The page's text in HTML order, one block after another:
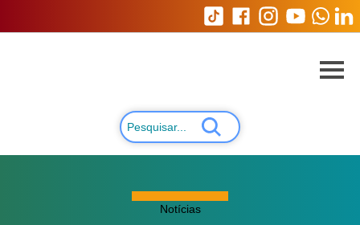
Notícias